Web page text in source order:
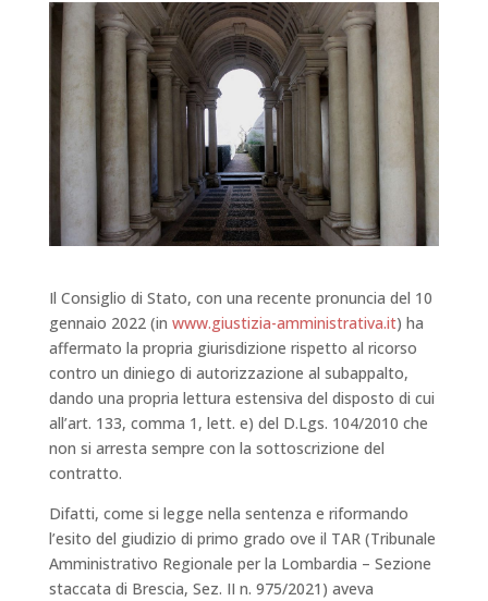
Il Consiglio di Stato, con una recente pronuncia del 10
gennaio 2022 (in www.giustizia-amministrativa.it) ha
affermato la propria giurisdizione rispetto al ricorso
contro un diniego di autorizzazione al subappalto,
dando una propria lettura estensiva del disposto di cui
all’art. 133, comma 1, lett. e) del D.Lgs. 104/2010 che
non si arresta sempre con la sottoscrizione del
contratto.
Difatti, come si legge nella sentenza e riformando
l’esito del giudizio di primo grado ove il TAR (Tribunale
Amministrativo Regionale per la Lombardia – Sezione
staccata di Brescia, Sez. II n. 975/2021) aveva